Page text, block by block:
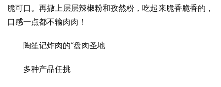
脆可口。再撒上层层辣椒粉和孜然粉，吃起来脆香脆香的，
口感一点都不输肉肉！
陶笙记炸肉的“盘肉圣地
多种产品任挑